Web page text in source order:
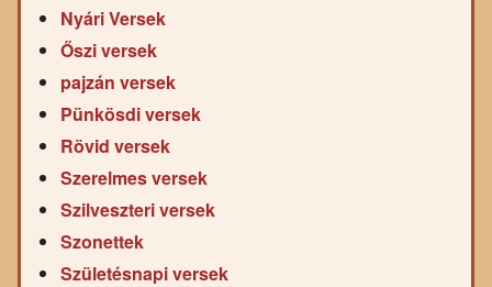
Nyári Versek
Őszi versek
pajzán versek
Pünkösdi versek
Rövid versek
Szerelmes versek
Szilveszteri versek
Szonettek
Születésnapi versek